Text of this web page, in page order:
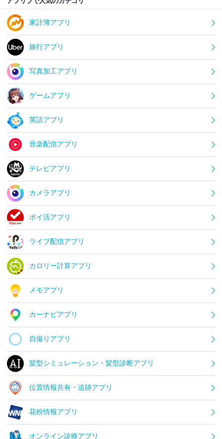
家計簿アプリ
旅行アプリ
写真加工アプリ
ゲームアプリ
英語アプリ
音楽配信アプリ
テレビアプリ
カメラアプリ
ポイ活アプリ
ライブ配信アプリ
カロリー計算アプリ
メモアプリ
カーナビアプリ
自撮りアプリ
髪型シミュレーション・髪型診断アプリ
位置情報共有・追跡アプリ
花粉情報アプリ
オンライン診療アプリ